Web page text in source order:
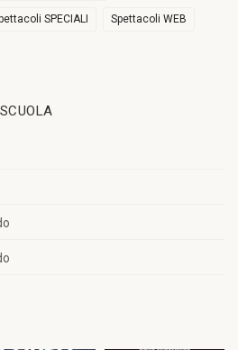
SPECIALI Spettacoli WEB